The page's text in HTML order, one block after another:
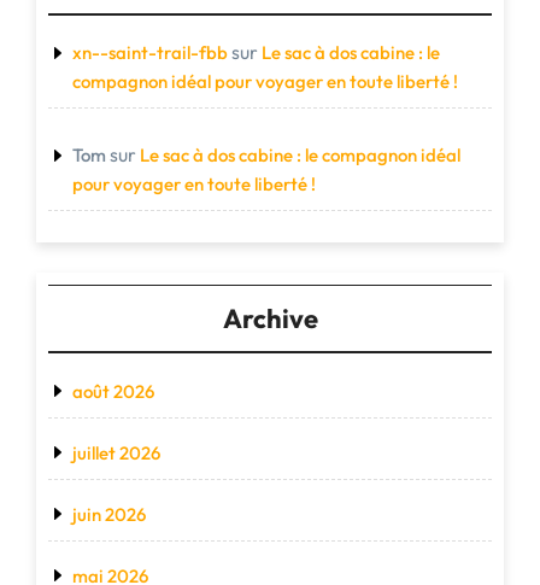
xn--saint-trail-fbbsur Le sac à dos cabine : le
compagnon idéal pour voyager en toute liberté !
Tom sur Le sac à dos cabine : le compagnon idéal
pour voyager en toute liberté !
Archive
août 2026
juillet 2026
juin 2026
mai 2026